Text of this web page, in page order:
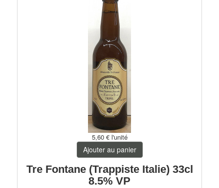
5,60 € l'unité
Ajouter au panier
Tre Fontane (Trappiste Italie) 33cl
8.5% VP